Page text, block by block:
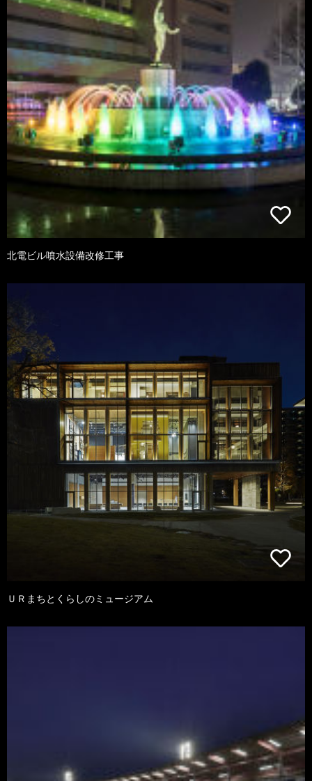
北電ビル噴水設備改修工事
ＵＲまちとくらしのミュージアム